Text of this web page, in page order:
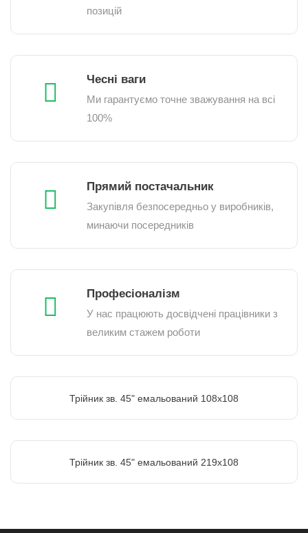
позицій
Чесні ваги
Ми гарантуємо точне зважування на всі
100%
Прямий постачальник
Закупівля безпосередньо у виробників,
минаючи посередників
Професіоналізм
У нас працюють досвідчені працівники з
великим стажем роботи
Трійник зв. 45" емальований 108х108
Трійник зв. 45" емальований 219х108